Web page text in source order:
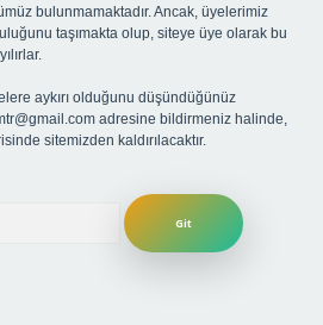
bulunmamaktadır. Ancak, üyelerimiz
taşımakta olup, siteye üye olarak bu
aykırı olduğunu düşündüğünüz
adresine bildirmeniz halinde,
sitemizden kaldırılacaktır.